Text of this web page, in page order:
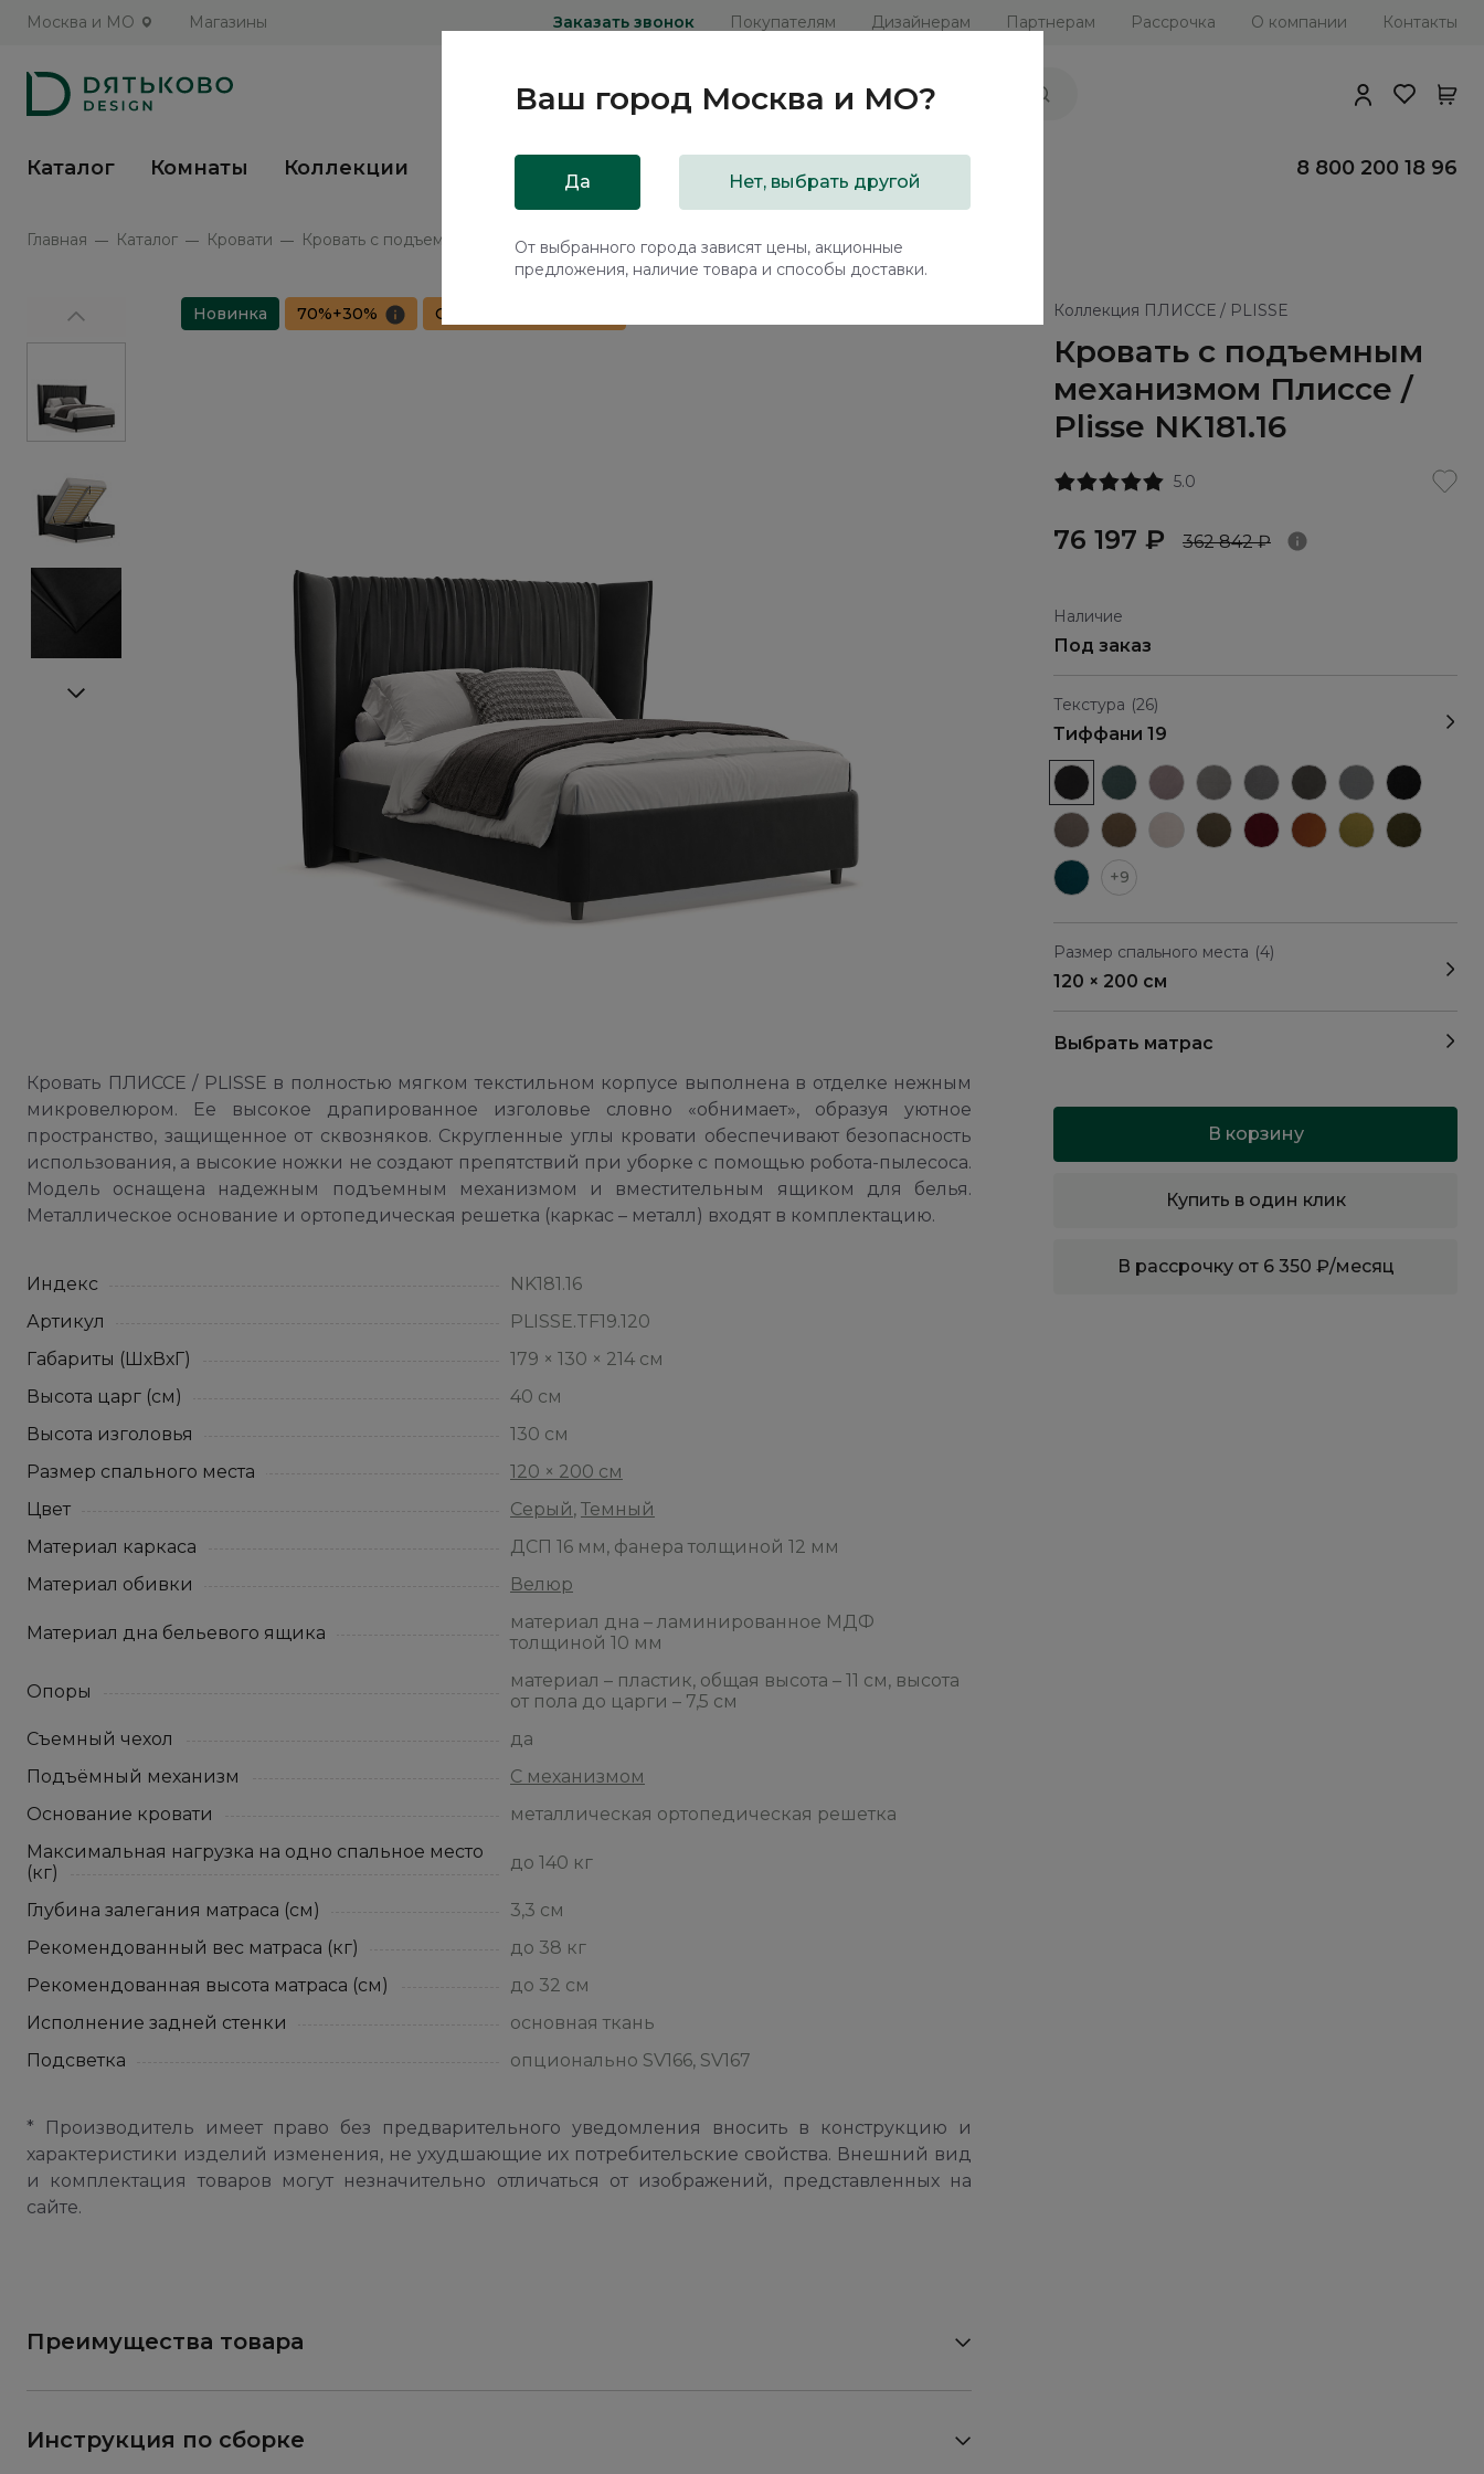
Москва и МО Магазины Заказать звонок Покупателям Дизайнерам Партнерам Рассрочка О компании Контакты
Каталог Комнаты Коллекции Распродажа 8 800 200 18 96
Главная Каталог Кровати Кровать с подъемным механизмом Плиссе / Plisse NK181.16
Коллекция ПЛИССЕ / PLISSE
Кровать с подъемным
механизмом Плиссе /
Plisse NK181.16
5.0
76 197 ₽ 362 842 ₽
Наличие
Под заказ
Текстура (26)
Тиффани 19
+9
Размер спального места (4)
120 × 200 см
Выбрать матрас
В корзину
Купить в один клик
В рассрочку от 6 350 ₽/месяц
Новинка 70%+30% Сборка в подарок
Кровать ПЛИССЕ / PLISSE в полностью мягком текстильном корпусе выполнена в отделке нежным
микровелюром. Ее высокое драпированное изголовье словно «обнимает», образуя уютное
пространство, защищенное от сквозняков. Скругленные углы кровати обеспечивают безопасность
использования, а высокие ножки не создают препятствий при уборке с помощью робота-пылесоса.
Модель оснащена надежным подъемным механизмом и вместительным ящиком для белья.
Металлическое основание и ортопедическая решетка (каркас – металл) входят в комплектацию.
Индекс
NK181.16
Артикул
PLISSE.TF19.120
Габариты (ШхВхГ)
179 × 130 × 214 см
Высота царг (см)
40 см
Высота изголовья
130 см
Размер спального места
120 × 200 см
Цвет
Серый, Темный
Материал каркаса
ДСП 16 мм, фанера толщиной 12 мм
Материал обивки
Велюр
Материал дна бельевого ящика
материал дна – ламинированное МДФ
толщиной 10 мм
Опоры
материал – пластик, общая высота – 11 см, высота
от пола до царги – 7,5 см
Съемный чехол
да
Подъёмный механизм
С механизмом
Основание кровати
металлическая ортопедическая решетка
Максимальная нагрузка на одно спальное место
(кг)
до 140 кг
Глубина залегания матраса (см)
3,3 см
Рекомендованный вес матраса (кг)
до 38 кг
Рекомендованная высота матраса (см)
до 32 см
Исполнение задней стенки
основная ткань
Подсветка
опционально SV166, SV167
* Производитель имеет право без предварительного уведомления вносить в конструкцию и
характеристики изделий изменения, не ухудшающие их потребительские свойства. Внешний вид
и комплектация товаров могут незначительно отличаться от изображений, представленных на
сайте.
Преимущества товара
Инструкция по сборке
Ваш город Москва и МО?
Да Нет, выбрать другой
От выбранного города зависят цены, акционные
предложения, наличие товара и способы доставки.